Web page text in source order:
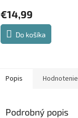
€14,99
Do košíka
Popis Hodnotenie
Podrobný popis